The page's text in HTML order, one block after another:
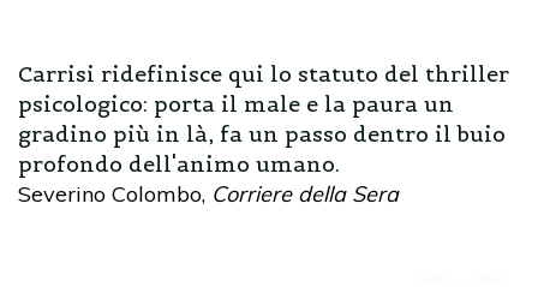
Carrisi ridefinisce qui lo statuto del thriller
psicologico: porta il male e la paura un
gradino più in là, fa un passo dentro il buio
profondo dell'animo umano.
Severino Colombo, Corriere della Sera